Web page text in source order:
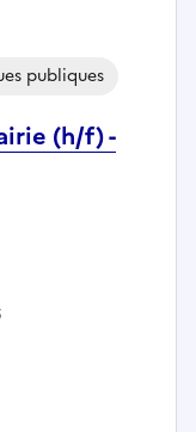
(h/f) -
publiques
général de mairie (h/